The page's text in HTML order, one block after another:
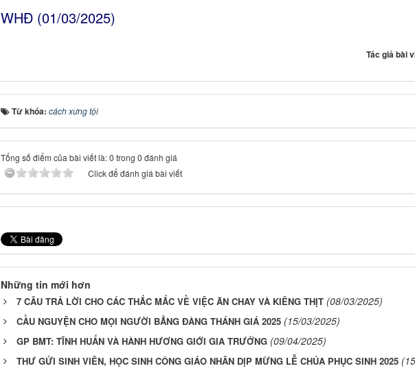
WHĐ (01/03/2025)
Tác giả bài
Từ khóa: cách xưng tội
Tổng số điểm của bài viết là: 0 trong 0 đánh giá
Click để đánh giá bài viết
Những tin mới hơn
7 CÂU TRẢ LỜI CHO CÁC THẮC MẮC VỀ VIỆC ĂN CHAY VÀ KIÊNG THỊT (08/03/2025)
CẦU NGUYỆN CHO MỌI NGƯỜI BẲNG ĐÀNG THÁNH GIÁ 2025 (15/03/2025)
GP BMT: TĨNH HUẤN VÀ HÀNH HƯƠNG GIỚI GIA TRƯỞNG (09/04/2025)
THƯ GỬI SINH VIÊN, HỌC SINH CÔNG GIÁO NHÂN DỊP MỪNG LỄ CHÚA PHỤC SINH 2025